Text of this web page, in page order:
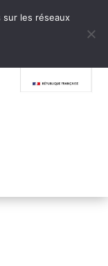
les réseaux